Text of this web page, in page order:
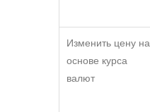
Изменить цену на
основе курса
валют